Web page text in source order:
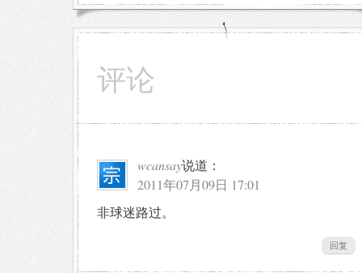
评论
wcansay说道：
2011年07月09日 17:01
非球迷路过。
回复